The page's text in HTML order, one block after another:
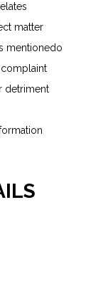
matter
mentionedo
complaint
detriment